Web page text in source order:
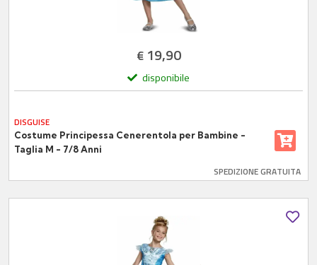
€19,90
disponibile
DISGUISE
Costume Principessa Cenerentola per Bambine -
Taglia M - 7/8 Anni
SPEDIZIONE GRATUITA